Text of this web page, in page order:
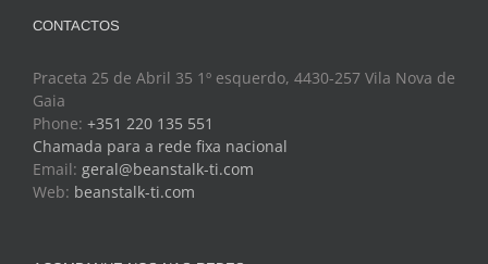
CONTACTOS
Praceta 25 de Abril 35 1º esquerdo, 4430-257 Vila Nova de
Gaia
Phone: +351 220 135 551
Chamada para a rede fixa nacional
Email: geral@beanstalk-ti.com
Web: beanstalk-ti.com